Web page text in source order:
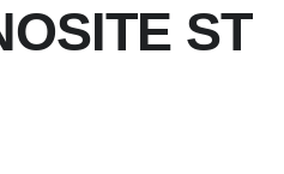
ST